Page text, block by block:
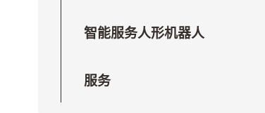
智能服务人形机器人
服务